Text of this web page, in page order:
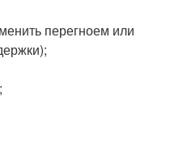
перегноем или